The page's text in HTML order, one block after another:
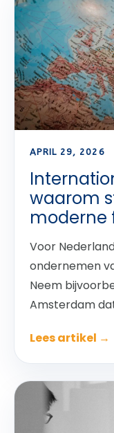
APRIL 29, 2026
waarom
moderne
Voor
ondernemen
Neem
Amsterdam
Lees artikel →